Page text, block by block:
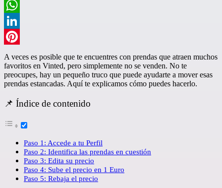
Email
WhatsApp
LinkedIn
Pinterest
A veces es posible que te encuentres con prendas que atraen muchos
favoritos en Vinted, pero simplemente no se venden. No te
preocupes, hay un pequeño truco que puede ayudarte a mover esas
prendas estancadas. Aquí te explicamos cómo puedes hacerlo.
📌 Índice de contenido
Paso 1: Accede a tu Perfil
Paso 2: Identifica las prendas en cuestión
Paso 3: Edita su precio
Paso 4: Sube el precio en 1 Euro
Paso 5: Rebaja el precio